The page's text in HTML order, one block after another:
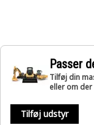
Passer
Tilføj din
eller om
Tilføj udstyr